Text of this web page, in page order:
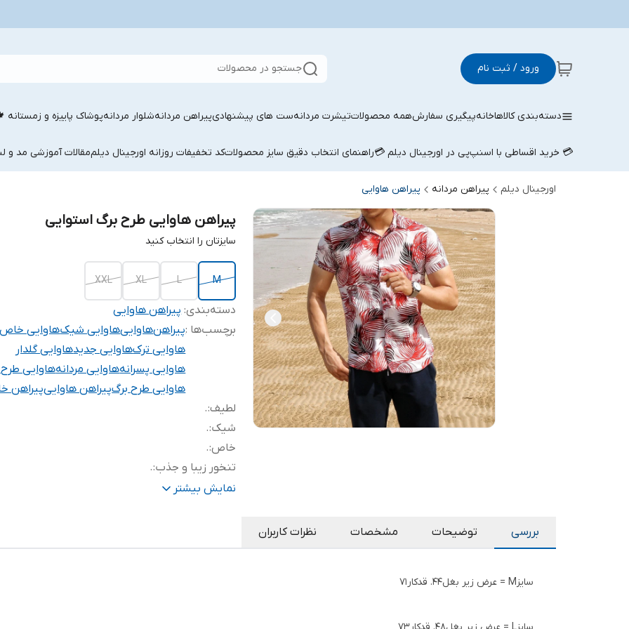
ورود / ثبت نام جستجو در محصولات
دسته‌بندی کالاهاخانهپیگیری سفارشهمه محصولاتتیشرت مردانهست های پیشنهادیپیراهن مردانهشلوار مردانهپوشاک پاییزه و زمستانه
💳 خرید اقساطی با اسنپ‌پی در اورجینال دیلم 💳راهنمای انتخاب دقیق سایز محصولاتکد تخفیفات روزانه اورجینال دیلممقالات آموزشی مد و
اورجینال دیلم پیراهن مردانه پیراهن هاوایی
پیراهن هاوایی طرح برگ استوایی
سایزتان را انتخاب کنید
M
L
XL
XXL
دسته‌بندی:پیراهن هاوایی
برچسب‌ها :پیراهنهاواییهاوایی شیکهاوایی خاص
هاوایی ترکهاوایی جدیدهاوایی گلدار
هاوایی پسرانههاوایی مردانههاوایی طرح
هاوایی طرح برگپیراهن هاواییپیراهن
لطیف:
.
شیک:
.
خاص:
.
تنخور زیبا و جذب:
.
تضمینی:
.
نمایش بیشتر
بررسی توضیحات مشخصات نظرات کاربران
سایزM = عرض زیر بغل44. قدکار71